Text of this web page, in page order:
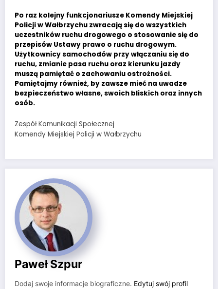
Po raz kolejny funkcjonariusze Komendy Miejskiej
Policji w Wałbrzychu zwracają się do wszystkich
uczestników ruchu drogowego o stosowanie się do
przepisów Ustawy prawo o ruchu drogowym.
Użytkownicy samochodów przy włączaniu się do
ruchu, zmianie pasa ruchu oraz kierunku jazdy
muszą pamiętać o zachowaniu ostrożności.
Pamiętajmy również, by zawsze mieć na uwadze
bezpieczeństwo własne, swoich bliskich oraz innych
osób.
Zespół Komunikacji Społecznej
Komendy Miejskiej Policji w Wałbrzychu
Paweł Szpur
Dodaj swoje informacje biograficzne. Edytuj swój profil